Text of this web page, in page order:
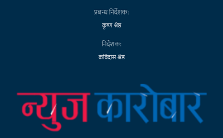
प्रबन्ध निर्देशक:
कृष्ण श्रेष्ठ
निर्देशक:
कविदास श्रेष्ठ